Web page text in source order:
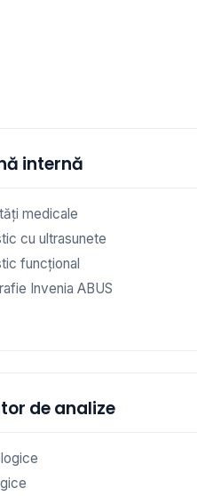
internă
medicale
cu ultrasunete
funcțional
Invenia ABUS
de analize